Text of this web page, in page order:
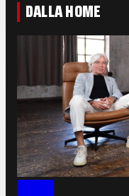
DALLA HOME